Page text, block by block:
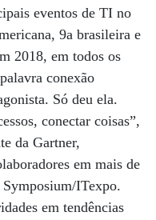
eventos de TI no
9a brasileira e
2018, em todos os
conexão
Só deu ela.
conectar coisas”,
da Gartner,
em mais de
Symposium/ITexpo.
em tendências